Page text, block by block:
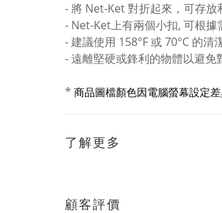
- 將 Net-Ket 對折起來，可存放
- Net-Ket上有兩個小扣, 可根據
- 建議使用 158°F 或 70°C 的清
- 遠離堅硬或鋒利的物體以避免
* 商品圖檔顏色因電腦螢幕設定
了解更多
顧客評價